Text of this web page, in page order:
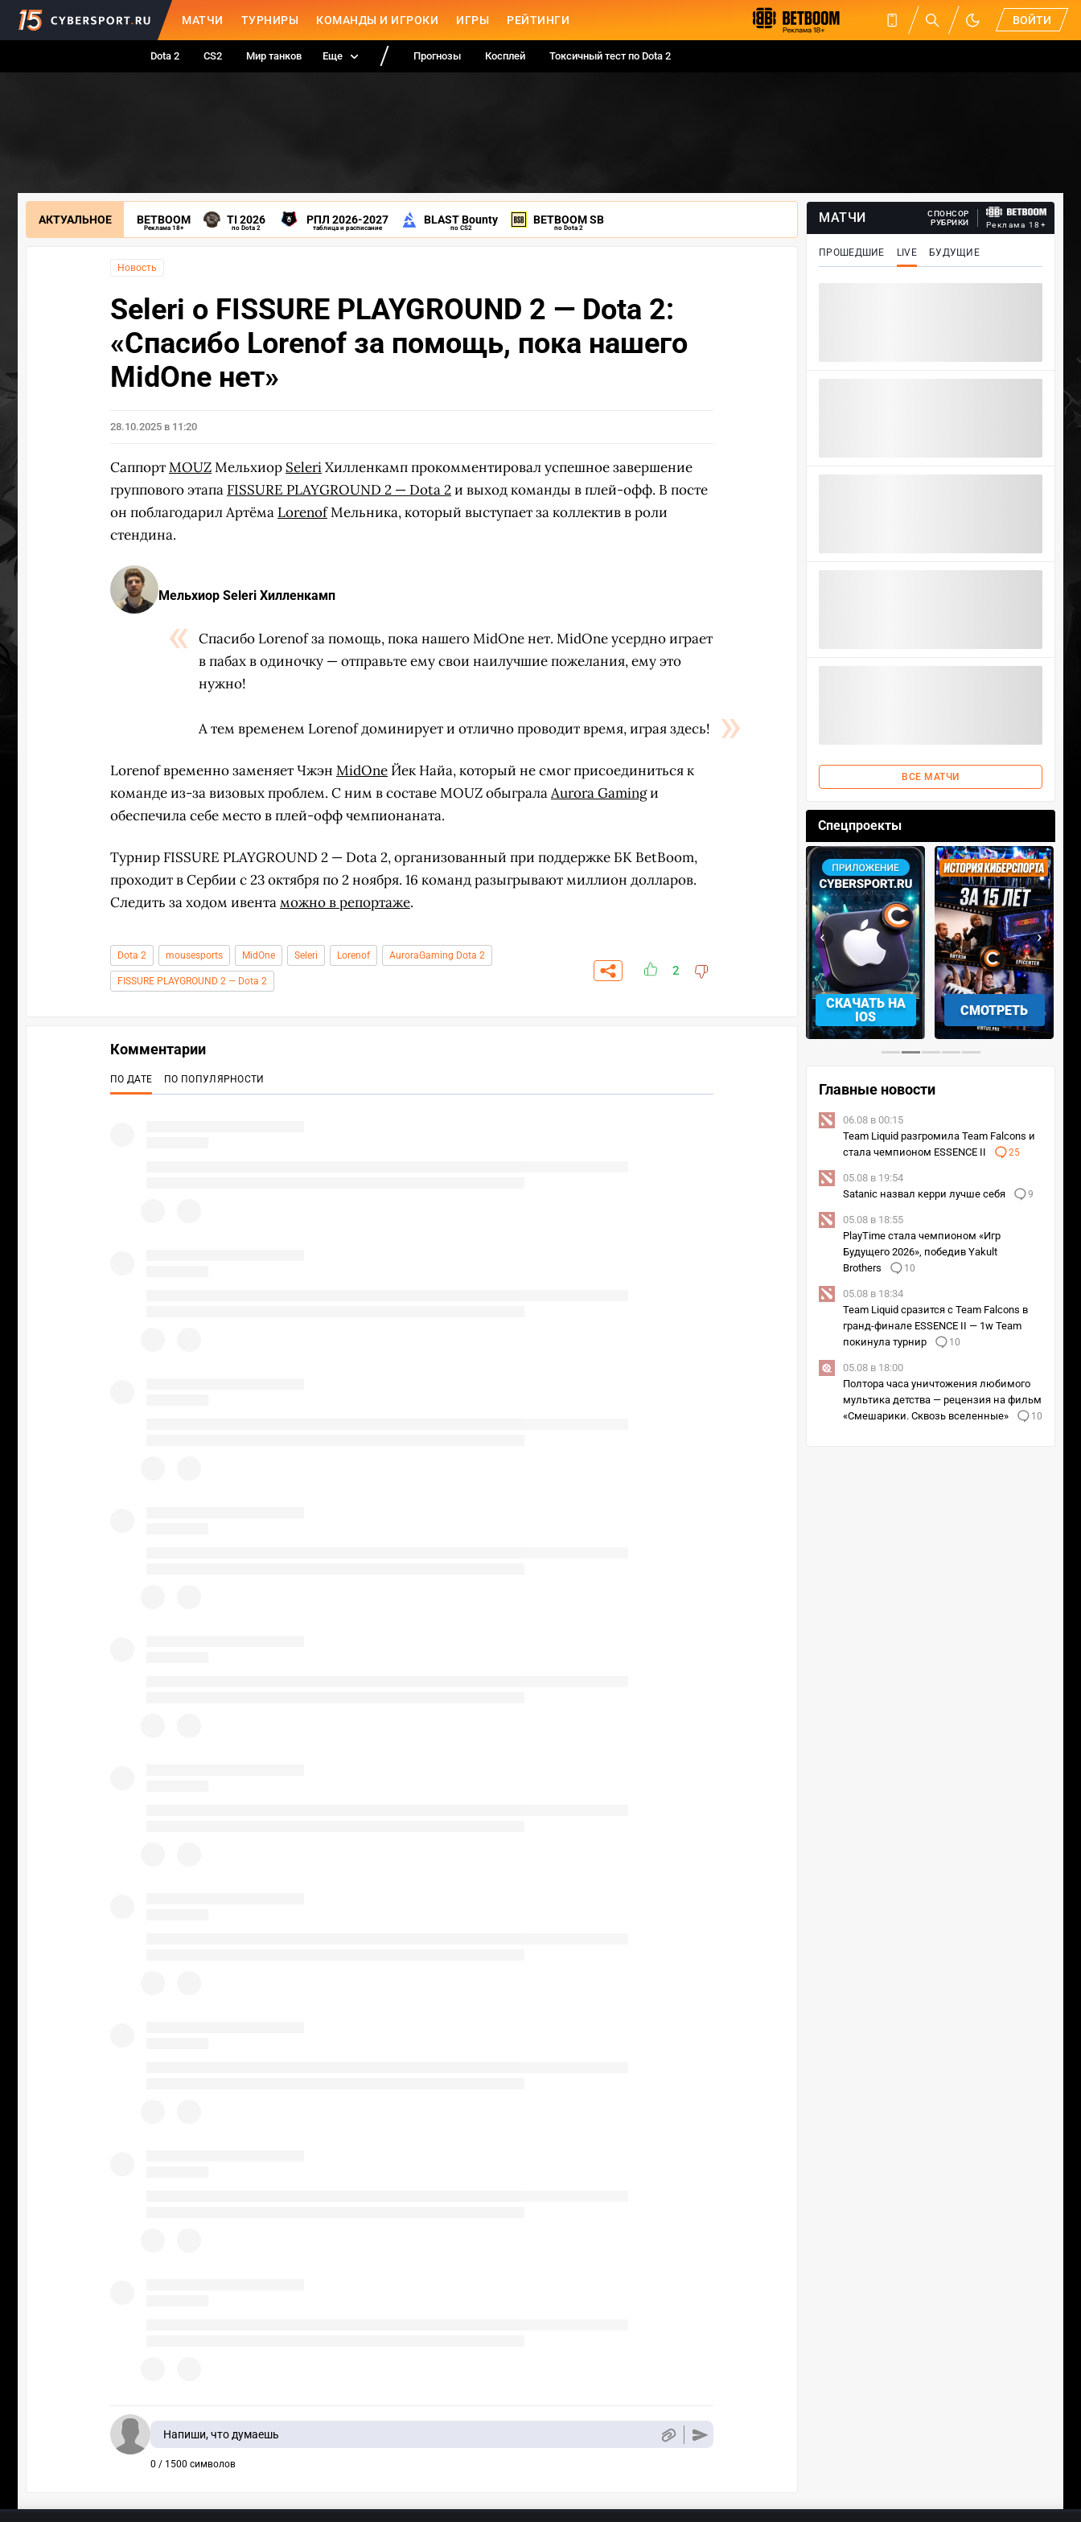
МАТЧИ ТУРНИРЫ КОМАНДЫ И ИГРОКИ ИГРЫ РЕЙТИНГИ ВОЙТИ
Dota 2 CS2 Мир танков Еще Прогнозы Косплей Токсичный тест по Dota 2
АКТУАЛЬНОЕ BETBOOM
Реклама 18+
TI 2026
по Dota 2
РПЛ 2026-2027
таблица и расписание
BLAST Bounty
по CS2
BETBOOM SB
по Dota 2
Новость
Seleri о FISSURE PLAYGROUND 2 — Dota 2:
«Спасибо Lorenof за помощь, пока нашего
MidOne нет»
28.10.2025 в 11:20
СаппортMOUZМельхиор SeleriХилленкамп прокомментировал успешное завершение
группового этапа FISSURE PLAYGROUND 2 — Dota 2и выход команды в плей-офф. В посте
он поблагодарил Артёма LorenofМельника, который выступает за коллектив в роли
стендина.
Мельхиор Seleri Хилленкамп
Спасибо Lorenof за помощь, пока нашего MidOne нет. MidOne усердно играет
в пабах в одиночку — отправьте ему свои наилучшие пожелания, ему это
нужно!
А тем временем Lorenof доминирует и отлично проводит время, играя здесь!
Lorenof временно заменяет Чжэн MidOne Йек Найа, который не смог присоединиться к
команде из-за визовых проблем. С ним в составе MOUZ обыгралаAurora Gamingи
обеспечила себе место в плей-офф чемпионаната.
Турнир FISSURE PLAYGROUND 2 — Dota 2, организованный при поддержке БК BetBoom,
проходит в Сербии с 23 октября по 2 ноября. 16 команд разыгрывают миллион долларов.
Следить за ходом ивентаможно в репортаже.
Dota 2 mousesports MidOne Seleri Lorenof AuroraGaming Dota 2
FISSURE PLAYGROUND 2 — Dota 2
2
МАТЧИ
СПОНСОР
РУБРИКИ
Реклама 18+
ПРОШЕДШИЕ LIVE БУДУЩИЕ
ВСЕ МАТЧИ
Спецпроекты
СКАЧАТЬ НА
IOS
СМОТРЕТЬ
‹ ›
Главные новости
06.08 в 00:15
Team Liquid разгромила Team Falcons и
стала чемпионом ESSENCE II
25
05.08 в 19:54
Satanic назвал керри лучше себя
9
05.08 в 18:55
PlayTime стала чемпионом «Игр
Будущего 2026», победив Yakult
Brothers
10
05.08 в 18:34
Team Liquid сразится с Team Falcons в
гранд-финале ESSENCE II — 1w Team
покинула турнир
10
05.08 в 18:00
Полтора часа уничтожения любимого
мультика детства — рецензия на фильм
«Смешарики. Сквозь вселенные»
10
Комментарии
ПО ДАТЕ ПО ПОПУЛЯРНОСТИ
Напиши, что думаешь
0 / 1500 символов